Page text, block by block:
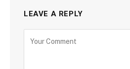
LEAVE A REPLY